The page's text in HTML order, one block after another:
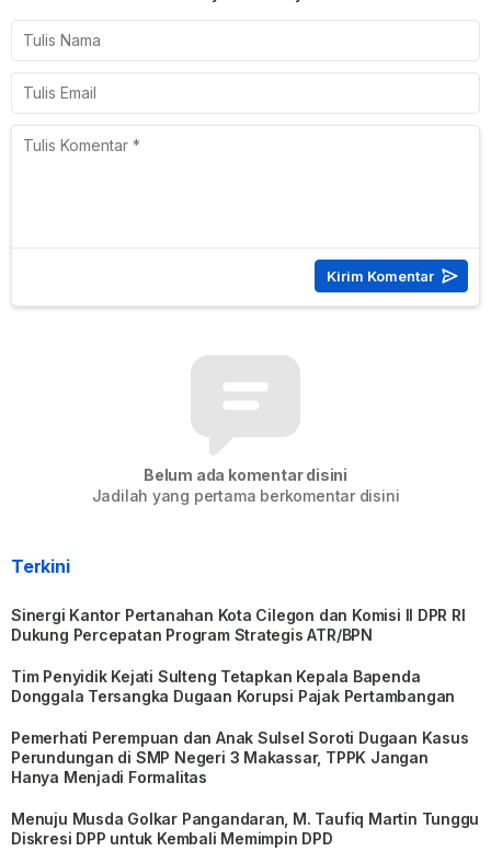
Belum ada komentar disini
Jadilah yang pertama berkomentar disini
Terkini
Sinergi Kantor Pertanahan Kota Cilegon dan Komisi II DPR RI
Dukung Percepatan Program Strategis ATR/BPN
Tim Penyidik Kejati Sulteng Tetapkan Kepala Bapenda
Donggala Tersangka Dugaan Korupsi Pajak Pertambangan
Pemerhati Perempuan dan Anak Sulsel Soroti Dugaan Kasus
Perundungan di SMP Negeri 3 Makassar, TPPK Jangan
Hanya Menjadi Formalitas
Menuju Musda Golkar Pangandaran, M. Taufiq Martin Tunggu
Diskresi DPP untuk Kembali Memimpin DPD